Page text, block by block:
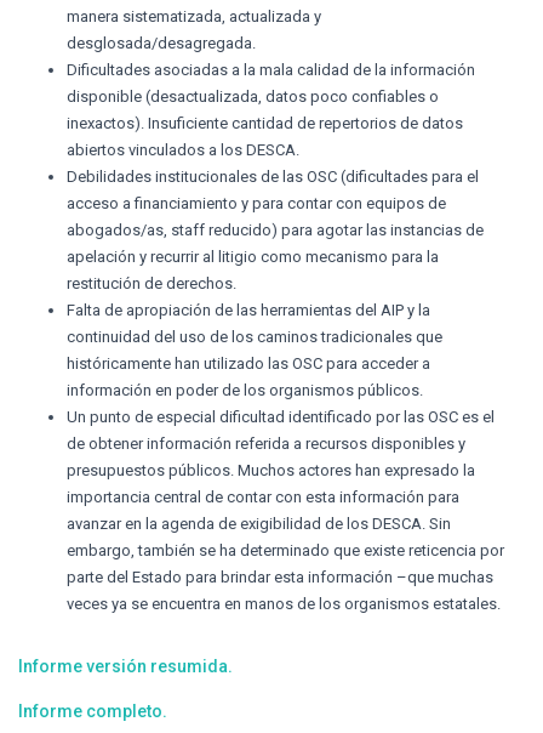
manera sistematizada, actualizada y
desglosada/desagregada.
Dificultades asociadas a la mala calidad de la información
disponible (desactualizada, datos poco confiables o
inexactos). Insuficiente cantidad de repertorios de datos
abiertos vinculados a los DESCA.
Debilidades institucionales de las OSC (dificultades para el
acceso a financiamiento y para contar con equipos de
abogados/as, staff reducido) para agotar las instancias de
apelación y recurrir al litigio como mecanismo para la
restitución de derechos.
Falta de apropiación de las herramientas del AIP y la
continuidad del uso de los caminos tradicionales que
históricamente han utilizado las OSC para acceder a
información en poder de los organismos públicos.
Un punto de especial dificultad identificado por las OSC es el
de obtener información referida a recursos disponibles y
presupuestos públicos. Muchos actores han expresado la
importancia central de contar con esta información para
avanzar en la agenda de exigibilidad de los DESCA. Sin
embargo, también se ha determinado que existe reticencia por
parte del Estado para brindar esta información –que muchas
veces ya se encuentra en manos de los organismos estatales.
Informe versión resumida.
Informe completo.